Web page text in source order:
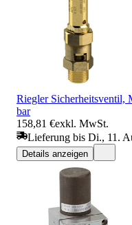
Riegler Sicherheitsventil,
bar
158,81 €exkl. MwSt.
Lieferung bis Di., 11.
Details anzeigen